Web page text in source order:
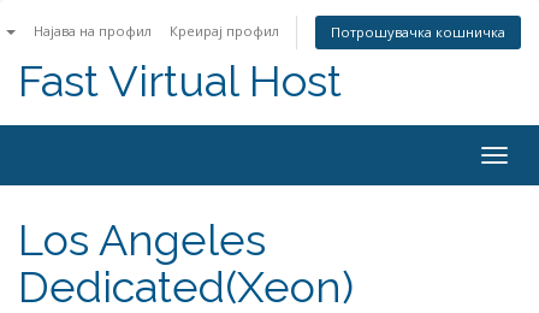
Најава на профил Креирај профил Потрошувачка кошничка
Fast Virtual Host
Los Angeles
Dedicated(Xeon)